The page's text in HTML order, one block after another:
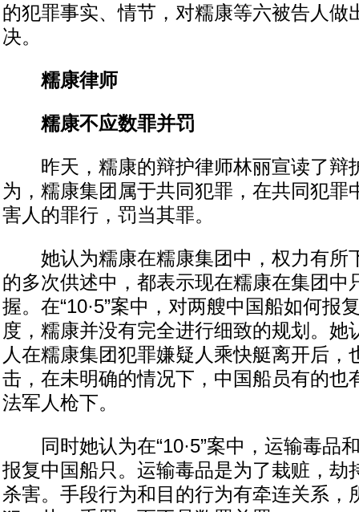
的犯罪事实、情节，对糯康等六被告人做
决。
糯康律师
糯康不应数罪并罚
昨天，糯康的辩护律师林丽宣读了辩
为，糯康集团属于共同犯罪，在共同犯罪
害人的罪行，罚当其罪。
她认为糯康在糯康集团中，权力有所
的多次供述中，都表示现在糯康在集团中
握。在“10·5”案中，对两艘中国船如何报
度，糯康并没有完全进行细致的规划。她
人在糯康集团犯罪嫌疑人乘快艇离开后，
击，在未明确的情况下，中国船员有的也
法军人枪下。
同时她认为在“10·5”案中，运输毒品
报复中国船只。运输毒品是为了栽赃，劫
杀害。手段行为和目的行为有牵连关系，